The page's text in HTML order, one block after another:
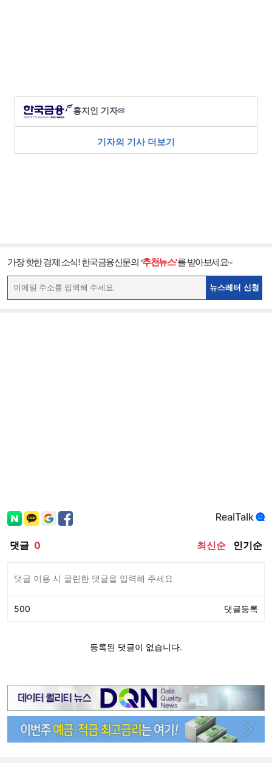
홍지인 기자✉
기자의 기사 더보기
가장 핫한 경제 소식! 한국금융신문의 ‘추천뉴스’를 받아보세요~
뉴스레터 신청